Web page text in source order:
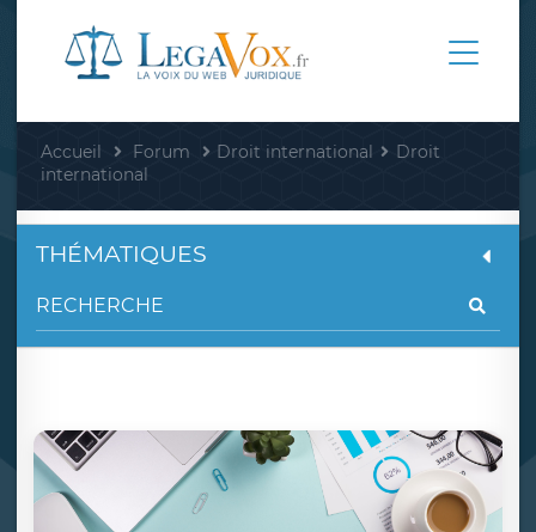
Accueil Forum Droit international
Droit
international
THÉMATIQUES